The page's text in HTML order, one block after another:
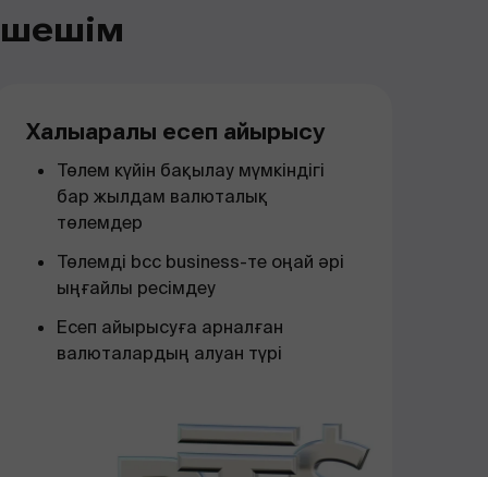
шешім
Халықаралық есеп айырысу
Төлем күйін бақылау мүмкіндігі
бар жылдам валюталық
төлемдер
Төлемді bcc business-те оңай әрі
ыңғайлы ресімдеу
Есеп айырысуға арналған
валюталардың алуан түрі